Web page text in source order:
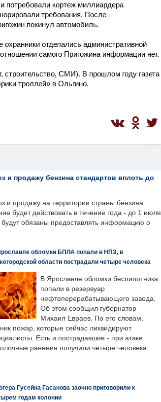
кортеж миллиардера
требования. После
покинул автомобиль.
отделались административной
самого Пригожина информации нет.
СМИ). В прошлом году газета
троллей» в Ольгино.
и продажу бензина стандартов вплоть до
и продажу на территории страны бензина
будет действовать в течение года - до 1 июля
обязаны предоставлять информацию о
обломки БПЛА попали в НПЗ, в
области пострадали четыре человека
В Ярославле обломки беспилотника
попали в резервуар
нефтеперерабатывающего завода.
Об этом сообщил губернатор
Михаил Евраев. По его словам,
пожар, которые сейчас ликвидируют
Есть и пострадавшие - при атаке
ранения получили четыре человека.
Гусейна Гасанова заочно приговорили к
годам колонии